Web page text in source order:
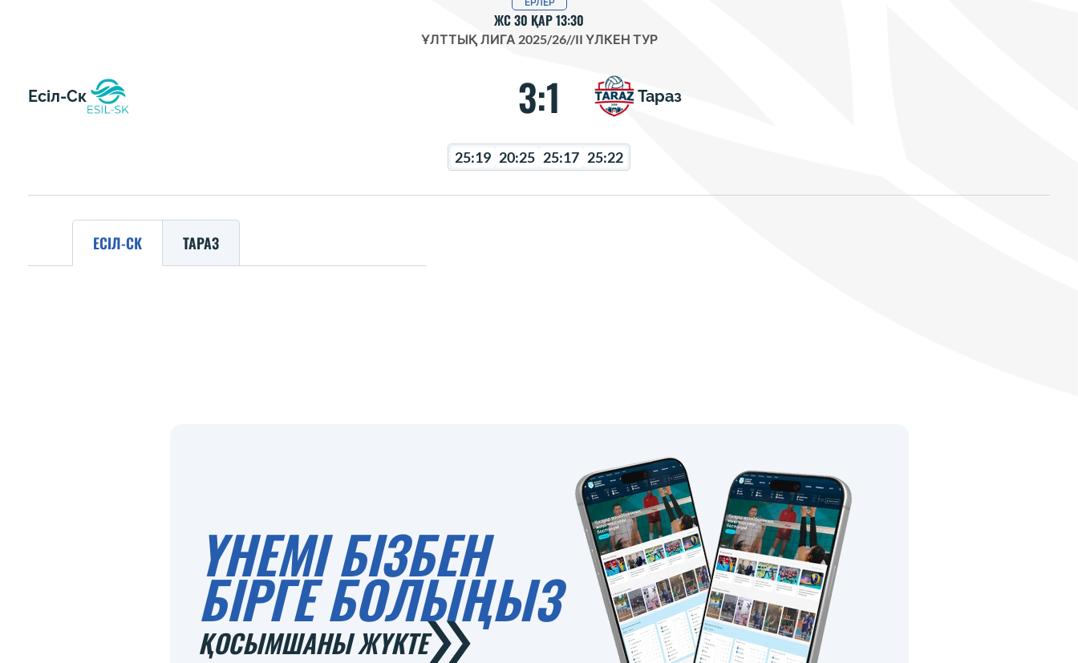
ЕРЛЕР
ЖС 30 ҚАР 13:30
ҰЛТТЫҚ ЛИГА 2025/26//II ҮЛКЕН ТУР
Есіл-Ск 3:1 Тараз
25:19 20:25 25:17 25:22
ЕСІЛ-СК ТАРАЗ
ҮНЕМІ БІЗБЕН
БІРГЕ БОЛЫҢЫЗ
ҚОСЫМШАНЫ ЖҮКТЕ